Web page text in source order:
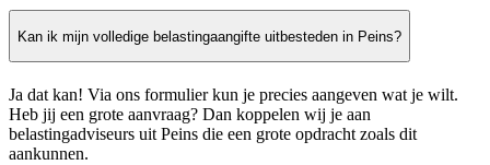
Kan ik mijn volledige belastingaangifte uitbesteden in Peins?
Ja dat kan! Via ons formulier kun je precies aangeven wat je wilt.
Heb jij een grote aanvraag? Dan koppelen wij je aan
belastingadviseurs uit Peins die een grote opdracht zoals dit
aankunnen.